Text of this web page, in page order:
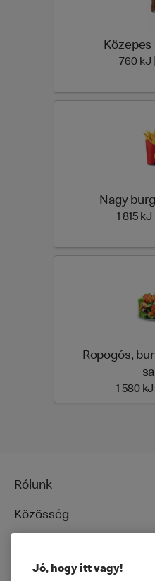
Közepes
760 kJ
Nagy
1 815
Ropogós,
1 580
Rólunk
Közösség
Általános
Jó, hogy itt vagy!